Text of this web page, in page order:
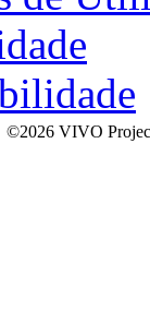
©2026 VIVO